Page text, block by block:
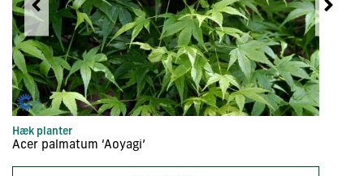
Hæk planter
Acer palmatum ‘Aoyagi’